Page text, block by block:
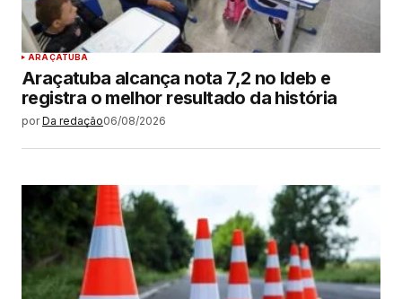
ARAÇATUBA
Araçatuba alcança nota 7,2 no Ideb e
registra o melhor resultado da história
por Da redação06/08/2026